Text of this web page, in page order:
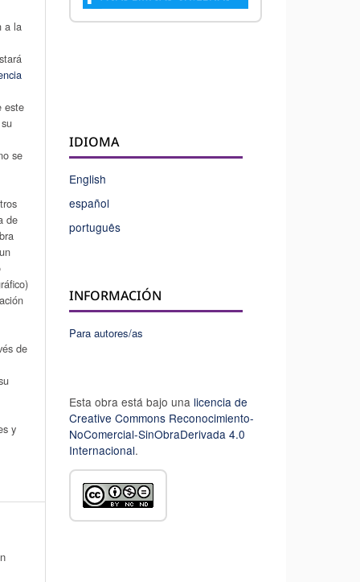
a la
este
se
de
de
y
IDIOMA
English
español
português
INFORMACIÓN
Para autores/as
Esta obra está bajo una licencia de
Creative Commons Reconocimiento-
NoComercial-SinObraDerivada 4.0
Internacional.